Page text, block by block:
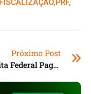
FISCALIZAÇÃO,ㅤ PRF,ㅤ
Próximo Post
Receita Federal Paga Nesta Quarta-Feira Lote Da Malha Fina Do Imposto De Renda